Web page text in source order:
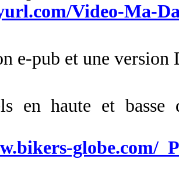
Video-Ma-
e-pub et une version
en haute et basse
globe.com/